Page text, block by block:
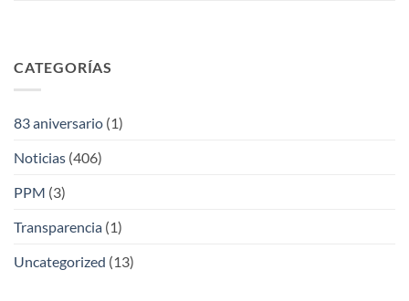
CATEGORÍAS
83 aniversario (1)
Noticias (406)
PPM (3)
Transparencia (1)
Uncategorized (13)